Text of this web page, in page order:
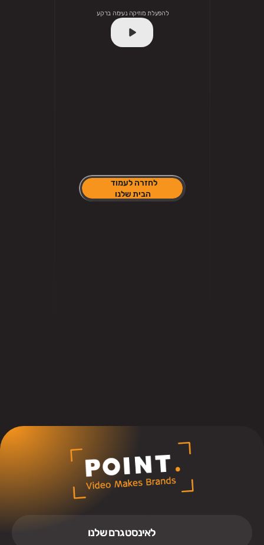
להפעלת מוזיקה נעימה ברקע
הבית שלנו
לאינסטגרם שלנו